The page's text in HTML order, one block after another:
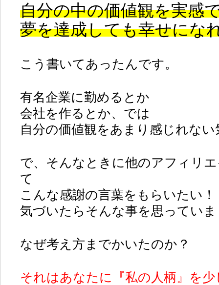
自分の中の価値観を実感
夢を達成しても幸せにな
こう書いてあったんです。
有名企業に勤めるとか
会社を作るとか、では
自分の価値観をあまり感じれな
で、そんなときに他のアフィリ
て
こんな感謝の言葉をもらいたい！
気づいたらそんな事を思ってい
なぜ考え方までかいたのか？
それはあなたに『私の人柄』を